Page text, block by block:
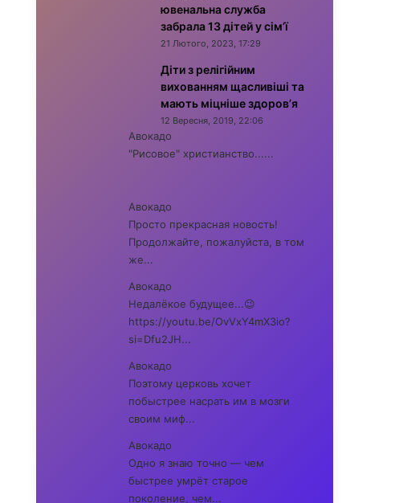
ювенальна служба
забрала 13 дітей у сім’ї
21 Лютого, 2023, 17:29
Діти з релігійним
вихованням щасливіші та
мають міцніше здоров’я
12 Вересня, 2019, 22:06
Авокадо
"Рисовое" христианство......
Авокадо
Просто прекрасная новость!
Продолжайте, пожалуйста, в том
же...
Авокадо
Недалёкое будущее...😉
https://youtu.be/OvVxY4mX3io?
si=Dfu2JH...
Авокадо
Поэтому церковь хочет
побыстрее насрать им в мозги
своим миф...
Авокадо
Одно я знаю точно — чем
быстрее умрёт старое
поколение, чем...